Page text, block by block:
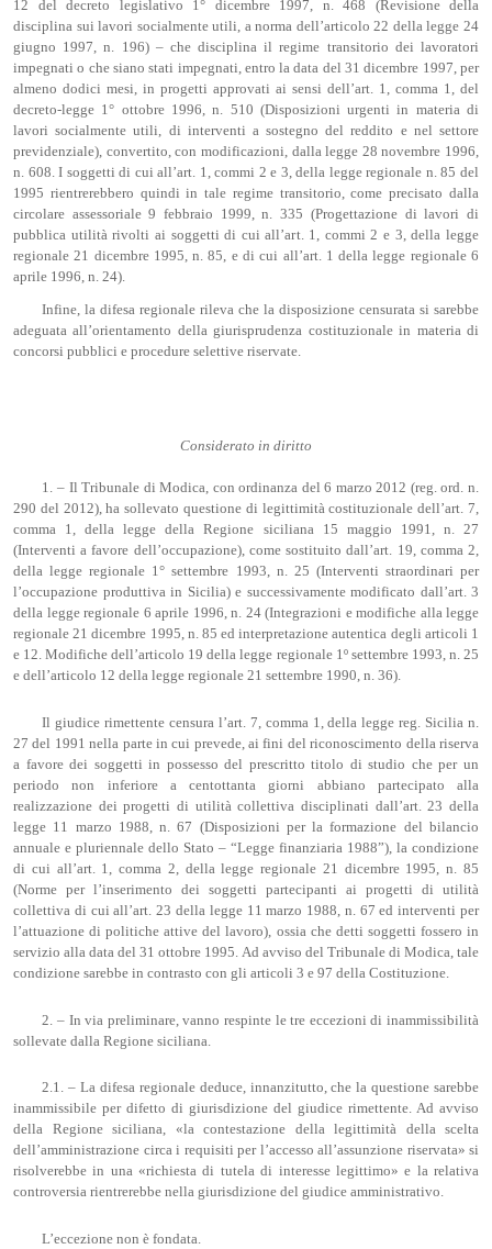
12 del decreto legislativo 1° dicembre 1997, n. 468 (Revisione della
disciplina sui lavori socialmente utili, a norma dell’articolo 22 della legge 24
giugno 1997, n. 196) – che disciplina il regime transitorio dei lavoratori
impegnati o che siano stati impegnati, entro la data del 31 dicembre 1997, per
almeno dodici mesi, in progetti approvati ai sensi dell’art. 1, comma 1, del
decreto-legge 1° ottobre 1996, n. 510 (Disposizioni urgenti in materia di
lavori socialmente utili, di interventi a sostegno del reddito e nel settore
previdenziale), convertito, con modificazioni, dalla legge 28 novembre 1996,
n. 608. I soggetti di cui all’art. 1, commi 2 e 3, della legge regionale n. 85 del
1995 rientrerebbero quindi in tale regime transitorio, come precisato dalla
circolare assessoriale 9 febbraio 1999, n. 335 (Progettazione di lavori di
pubblica utilità rivolti ai soggetti di cui all’art. 1, commi 2 e 3, della legge
regionale 21 dicembre 1995, n. 85, e di cui all’art. 1 della legge regionale 6
aprile 1996, n. 24).
Infine, la difesa regionale rileva che la disposizione censurata si sarebbe
adeguata all’orientamento della giurisprudenza costituzionale in materia di
concorsi pubblici e procedure selettive riservate.
Considerato in diritto
1. – Il Tribunale di Modica, con ordinanza del 6 marzo 2012 (reg. ord. n.
290 del 2012), ha sollevato questione di legittimità costituzionale dell’art. 7,
comma 1, della legge della Regione siciliana 15 maggio 1991, n. 27
(Interventi a favore dell’occupazione), come sostituito dall’art. 19, comma 2,
della legge regionale 1° settembre 1993, n. 25 (Interventi straordinari per
l’occupazione produttiva in Sicilia) e successivamente modificato dall’art. 3
della legge regionale 6 aprile 1996, n. 24 (Integrazioni e modifiche alla legge
regionale 21 dicembre 1995, n. 85 ed interpretazione autentica degli articoli 1
e 12. Modifiche dell’articolo 19 della legge regionale 1º settembre 1993, n. 25
e dell’articolo 12 della legge regionale 21 settembre 1990, n. 36).
Il giudice rimettente censura l’art. 7, comma 1, della legge reg. Sicilia n.
27 del 1991 nella parte in cui prevede, ai fini del riconoscimento della riserva
a favore dei soggetti in possesso del prescritto titolo di studio che per un
periodo non inferiore a centottanta giorni abbiano partecipato alla
realizzazione dei progetti di utilità collettiva disciplinati dall’art. 23 della
legge 11 marzo 1988, n. 67 (Disposizioni per la formazione del bilancio
annuale e pluriennale dello Stato – “Legge finanziaria 1988”), la condizione
di cui all’art. 1, comma 2, della legge regionale 21 dicembre 1995, n. 85
(Norme per l’inserimento dei soggetti partecipanti ai progetti di utilità
collettiva di cui all’art. 23 della legge 11 marzo 1988, n. 67 ed interventi per
l’attuazione di politiche attive del lavoro), ossia che detti soggetti fossero in
servizio alla data del 31 ottobre 1995. Ad avviso del Tribunale di Modica, tale
condizione sarebbe in contrasto con gli articoli 3 e 97 della Costituzione.
2. – In via preliminare, vanno respinte le tre eccezioni di inammissibilità
sollevate dalla Regione siciliana.
2.1. – La difesa regionale deduce, innanzitutto, che la questione sarebbe
inammissibile per difetto di giurisdizione del giudice rimettente. Ad avviso
della Regione siciliana, «la contestazione della legittimità della scelta
dell’amministrazione circa i requisiti per l’accesso all’assunzione riservata» si
risolverebbe in una «richiesta di tutela di interesse legittimo» e la relativa
controversia rientrerebbe nella giurisdizione del giudice amministrativo.
L’eccezione non è fondata.